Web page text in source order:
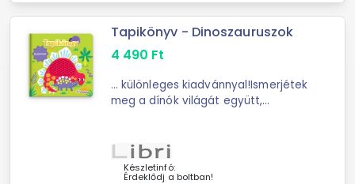
Tapikönyv - Dinoszauruszok
4 490 Ft
... különleges kiadvánnyal!Ismerjétek
meg a dínók világát együtt,
szövegekfiúknak és lányoknak
egyaránt
Készletinfó:
Érdeklődj a boltban!